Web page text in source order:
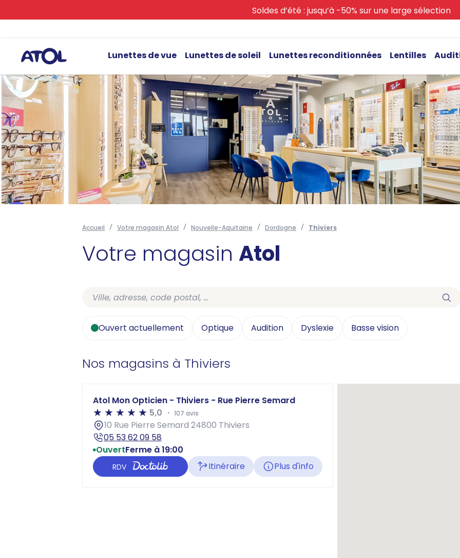
Soldes d’été : jusqu’à -50% sur une large sélection
Lunettes de vue Lunettes de soleil Lunettes reconditionnées Lentilles
Accueil Votre magasin Atol Nouvelle-Aquitaine Dordogne Thiviers
Votre magasin Atol
Ouvert actuellement Optique Audition Dyslexie Basse vision
Nos magasins à Thiviers
Atol Mon Opticien - Thiviers - Rue Pierre Semard
5,0
107 avis
10 Rue Pierre Semard 24800 Thiviers
05 53 62 09 58
OuvertFerme à 19:00
RDV Itinéraire Plus d'info